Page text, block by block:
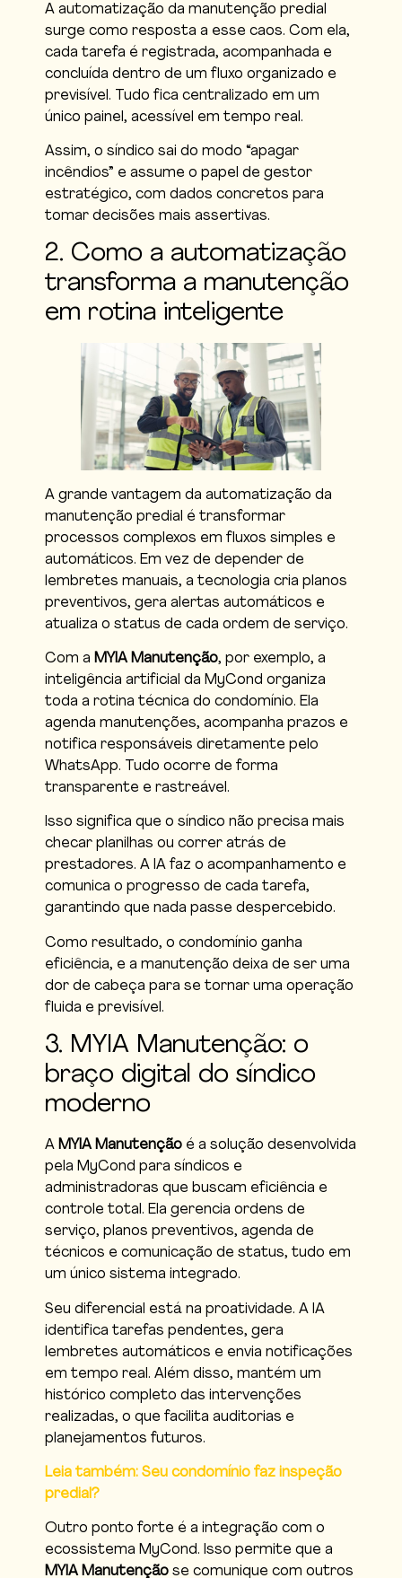
A automatização da manutenção predial
surge como resposta a esse caos. Com ela,
cada tarefa é registrada, acompanhada e
concluída dentro de um fluxo organizado e
previsível. Tudo fica centralizado em um
único painel, acessível em tempo real.
Assim, o síndico sai do modo “apagar
incêndios” e assume o papel de gestor
estratégico, com dados concretos para
tomar decisões mais assertivas.
2. Como a automatização
transforma a manutenção
em rotina inteligente
A grande vantagem da automatização da
manutenção predial é transformar
processos complexos em fluxos simples e
automáticos. Em vez de depender de
lembretes manuais, a tecnologia cria planos
preventivos, gera alertas automáticos e
atualiza o status de cada ordem de serviço.
Com a MYIA Manutenção, por exemplo, a
inteligência artificial da MyCond organiza
toda a rotina técnica do condomínio. Ela
agenda manutenções, acompanha prazos e
notifica responsáveis diretamente pelo
WhatsApp. Tudo ocorre de forma
transparente e rastreável.
Isso significa que o síndico não precisa mais
checar planilhas ou correr atrás de
prestadores. A IA faz o acompanhamento e
comunica o progresso de cada tarefa,
garantindo que nada passe despercebido.
Como resultado, o condomínio ganha
eficiência, e a manutenção deixa de ser uma
dor de cabeça para se tornar uma operação
fluida e previsível.
3. MYIA Manutenção: o
braço digital do síndico
moderno
A MYIA Manutenção é a solução desenvolvida
pela MyCond para síndicos e
administradoras que buscam eficiência e
controle total. Ela gerencia ordens de
serviço, planos preventivos, agenda de
técnicos e comunicação de status, tudo em
um único sistema integrado.
Seu diferencial está na proatividade. A IA
identifica tarefas pendentes, gera
lembretes automáticos e envia notificações
em tempo real. Além disso, mantém um
histórico completo das intervenções
realizadas, o que facilita auditorias e
planejamentos futuros.
Leia também: Seu condomínio faz inspeção
predial?
Outro ponto forte é a integração com o
ecossistema MyCond. Isso permite que a
MYIA Manutenção se comunique com outros